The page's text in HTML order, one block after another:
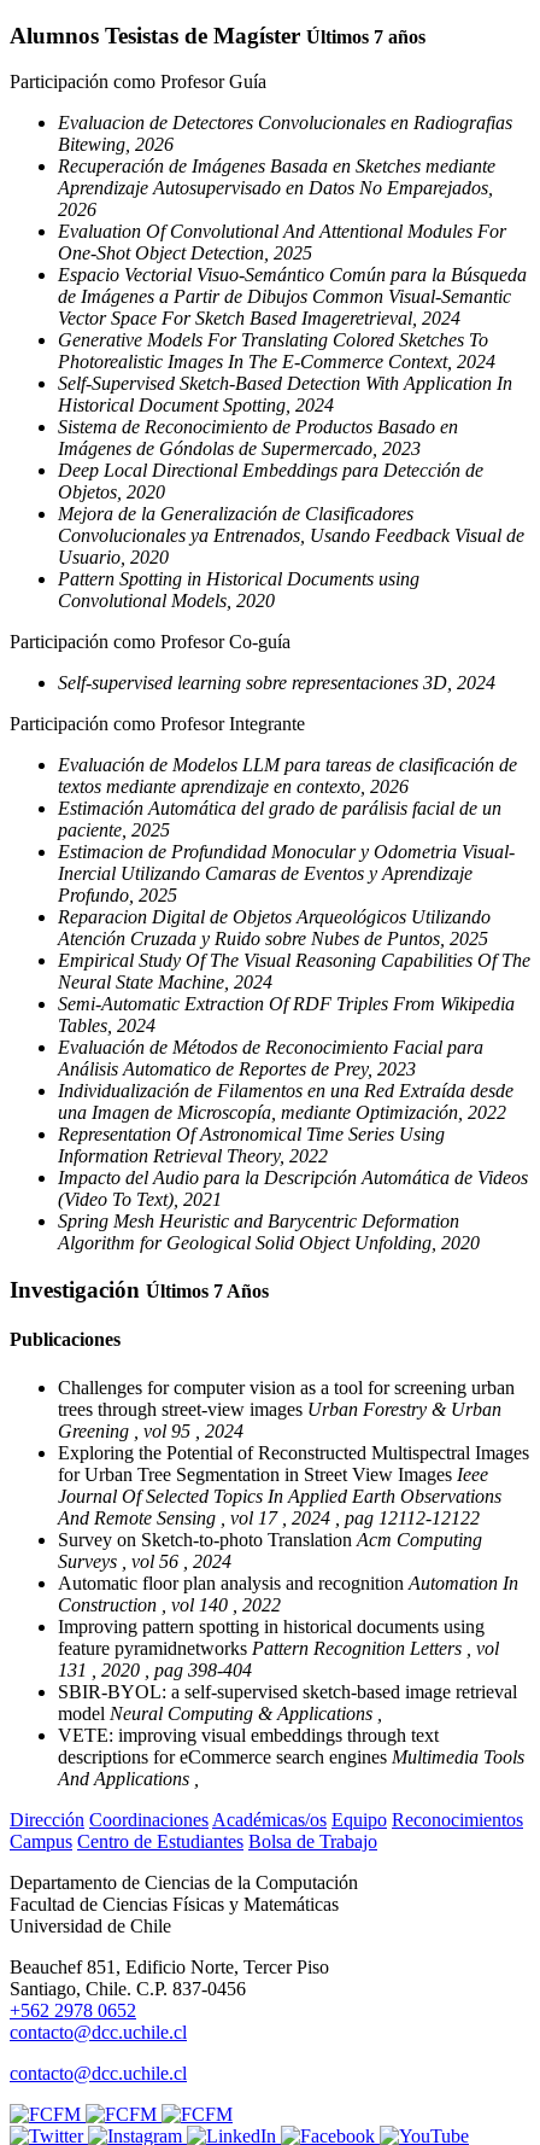
Alumnos Tesistas de Magíster Últimos 7 años
Participación como Profesor Guía
Evaluacion de Detectores Convolucionales en Radiografias
Bitewing, 2026
Recuperación de Imágenes Basada en Sketches mediante
Aprendizaje Autosupervisado en Datos No Emparejados,
2026
Evaluation Of Convolutional And Attentional Modules For
One-Shot Object Detection, 2025
Espacio Vectorial Visuo-Semántico Común para la Búsqueda
de Imágenes a Partir de Dibujos Common Visual-Semantic
Vector Space For Sketch Based Imageretrieval, 2024
Generative Models For Translating Colored Sketches To
Photorealistic Images In The E-Commerce Context, 2024
Self-Supervised Sketch-Based Detection With Application In
Historical Document Spotting, 2024
Sistema de Reconocimiento de Productos Basado en
Imágenes de Góndolas de Supermercado, 2023
Deep Local Directional Embeddings para Detección de
Objetos, 2020
Mejora de la Generalización de Clasificadores
Convolucionales ya Entrenados, Usando Feedback Visual de
Usuario, 2020
Pattern Spotting in Historical Documents using
Convolutional Models, 2020
Participación como Profesor Co-guía
Self-supervised learning sobre representaciones 3D, 2024
Participación como Profesor Integrante
Evaluación de Modelos LLM para tareas de clasificación de
textos mediante aprendizaje en contexto, 2026
Estimación Automática del grado de parálisis facial de un
paciente, 2025
Estimacion de Profundidad Monocular y Odometria Visual-
Inercial Utilizando Camaras de Eventos y Aprendizaje
Profundo, 2025
Reparacion Digital de Objetos Arqueológicos Utilizando
Atención Cruzada y Ruido sobre Nubes de Puntos, 2025
Empirical Study Of The Visual Reasoning Capabilities Of The
Neural State Machine, 2024
Semi-Automatic Extraction Of RDF Triples From Wikipedia
Tables, 2024
Evaluación de Métodos de Reconocimiento Facial para
Análisis Automatico de Reportes de Prey, 2023
Individualización de Filamentos en una Red Extraída desde
una Imagen de Microscopía, mediante Optimización, 2022
Representation Of Astronomical Time Series Using
Information Retrieval Theory, 2022
Impacto del Audio para la Descripción Automática de Videos
(Video To Text), 2021
Spring Mesh Heuristic and Barycentric Deformation
Algorithm for Geological Solid Object Unfolding, 2020
Investigación Últimos 7 Años
Publicaciones
Challenges for computer vision as a tool for screening urban
trees through street-view images Urban Forestry & Urban
Greening , vol 95 , 2024
Exploring the Potential of Reconstructed Multispectral Images
for Urban Tree Segmentation in Street View Images Ieee
Journal Of Selected Topics In Applied Earth Observations
And Remote Sensing , vol 17 , 2024 , pag 12112-12122
Survey on Sketch-to-photo Translation Acm Computing
Surveys , vol 56 , 2024
Automatic floor plan analysis and recognition Automation In
Construction , vol 140 , 2022
Improving pattern spotting in historical documents using
feature pyramidnetworks Pattern Recognition Letters , vol
131 , 2020 , pag 398-404
SBIR-BYOL: a self-supervised sketch-based image retrieval
model Neural Computing & Applications ,
VETE: improving visual embeddings through text
descriptions for eCommerce search engines Multimedia Tools
And Applications ,
Dirección Coordinaciones Académicas/os Equipo Reconocimientos
Campus Centro de Estudiantes Bolsa de Trabajo
Departamento de Ciencias de la Computación
Facultad de Ciencias Físicas y Matemáticas
Universidad de Chile
Beauchef 851, Edificio Norte, Tercer Piso
Santiago, Chile. C.P. 837-0456
+562 2978 0652
contacto@dcc.uchile.cl
contacto@dcc.uchile.cl